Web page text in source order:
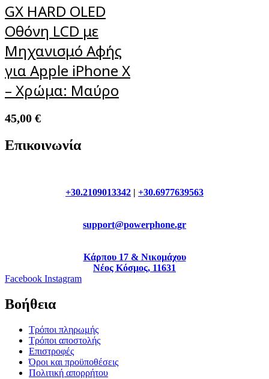
GX HARD OLED
Οθόνη LCD με
Μηχανισμό Αφής
για Apple iPhone X
– Χρώμα: Μαύρο
45,00 €
Επικοινωνία
+30.2109013342 | +30.6977639563
support@powerphone.gr
Κάρπου 17 & Νικομάχου
Νέος Κόσμος, 11631
Facebook Instagram
Βοήθεια
Τρόποι πληρωμής
Τρόποι αποστολής
Επιστροφές
Όροι και προϋποθέσεις
Πολιτική απορρήτου